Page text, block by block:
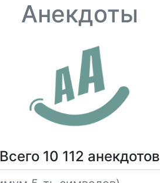
Анекдоты
Всего 10 112 анекдотов